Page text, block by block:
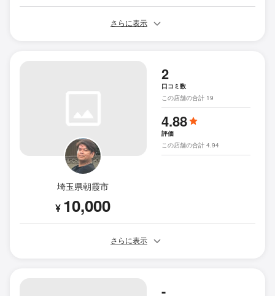
さらに表示
埼玉県朝霞市
¥ 10,000
2
口コミ数
この店舗の合計 19
4.88
評価
この店舗の合計 4.94
さらに表示
-